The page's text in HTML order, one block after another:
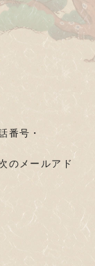
番号・
のメールアド